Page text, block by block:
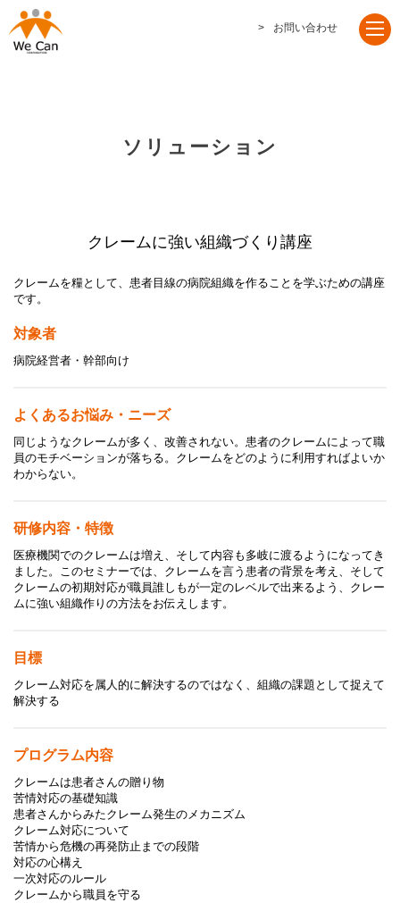
お問い合わせ
ソリューション
クレームに強い組織づくり講座
クレームを糧として、患者目線の病院組織を作ることを学ぶための講座
です。
対象者
病院経営者・幹部向け
よくあるお悩み・ニーズ
同じようなクレームが多く、改善されない。患者のクレームによって職
員のモチベーションが落ちる。クレームをどのように利用すればよいか
わからない。
研修内容・特徴
医療機関でのクレームは増え、そして内容も多岐に渡るようになってき
ました。このセミナーでは、クレームを言う患者の背景を考え、そして
クレームの初期対応が職員誰しもが一定のレベルで出来るよう、クレー
ムに強い組織作りの方法をお伝えします。
目標
クレーム対応を属人的に解決するのではなく、組織の課題として捉えて
解決する
プログラム内容
クレームは患者さんの贈り物
苦情対応の基礎知識
患者さんからみたクレーム発生のメカニズム
クレーム対応について
苦情から危機の再発防止までの段階
対応の心構え
一次対応のルール
クレームから職員を守る